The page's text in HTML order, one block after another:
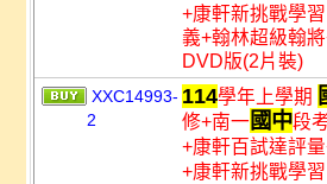
+康軒新挑戰學
義+翰林超級翰
DVD版(2片裝)
XXC14993-
2
114學年上學期
修+南一國中段
+康軒百試達評
+康軒新挑戰學